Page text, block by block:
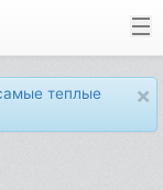
×
теплые